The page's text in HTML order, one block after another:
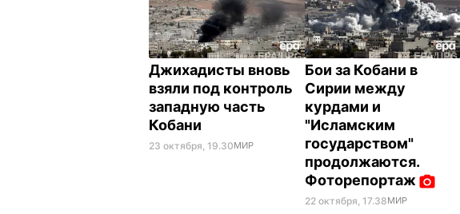
Джихадисты вновь
взяли под контроль
западную часть
Кобани
23 октября, 19.30МИР
Бои за Кобани в
Сирии между
курдами и
"Исламским
государством"
продолжаются.
Фоторепортаж
22 октября, 17.38МИР